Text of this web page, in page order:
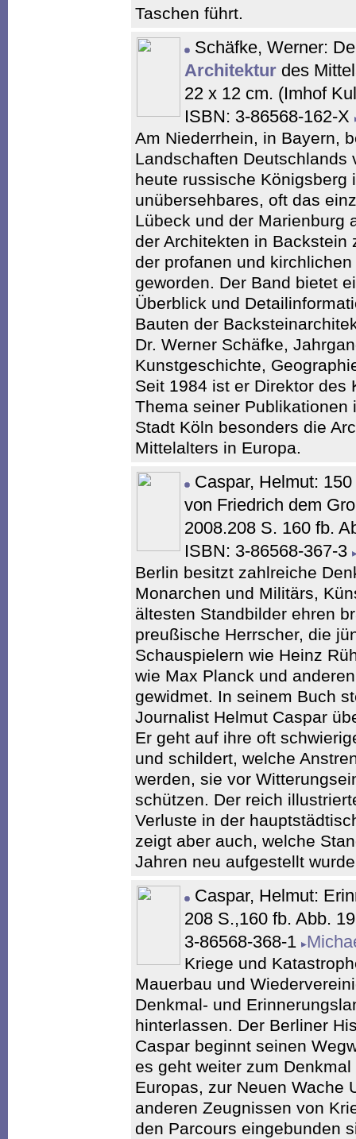
Taschen führt.
Schäfke, Werner:
Architektur des
22 x 12 cm. (Imhof
ISBN: 3-86568-162-X
Am Niederrhein, in Bayern,
Landschaften Deutschlands
heute russische
unübersehbares, oft das
Lübeck und der Marienburg
der Architekten in Backstein
der profanen und
geworden. Der Band bietet
Überblick und
Bauten der
Dr. Werner Schäfke,
Kunstgeschichte,
Seit 1984 ist er Direktor des
Thema seiner
Stadt Köln besonders die
Mittelalters in Europa.
Caspar, Helmut: 150
von Friedrich dem
2008.208 S. 160 fb.
ISBN: 3-86568-367-3
Berlin besitzt zahlreiche
Monarchen und Militärs,
ältesten Standbilder ehren
preußische Herrscher, die
Schauspielern wie Heinz
wie Max Planck und
gewidmet. In seinem Buch
Journalist Helmut Caspar
Er geht auf ihre oft
und schildert, welche
werden, sie vor
schützen. Der reich
Verluste in der
zeigt aber auch, welche
Jahren neu aufgestellt
Caspar, Helmut:
208 S.,160 fb. Abb.
3-86568-368-1
Kriege und
Mauerbau und
Denkmal- und
hinterlassen. Der Berliner
Caspar beginnt seinen
es geht weiter zum
Europas, zur Neuen Wache
anderen Zeugnissen von
den Parcours eingebunden